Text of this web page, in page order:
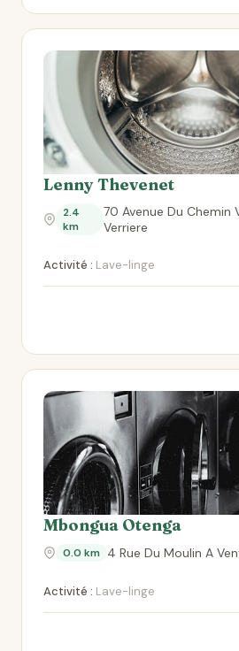
Lenny Thevenet
2.4
km
70 Avenue Du Chemin
Verriere
Activité : Lave-linge
Mbongua Otenga
0.0 km 4 Rue Du Moulin A
Activité : Lave-linge